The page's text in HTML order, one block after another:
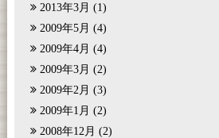
2013年3月 (1)
2009年5月 (4)
2009年4月 (4)
2009年3月 (2)
2009年2月 (3)
2009年1月 (2)
2008年12月 (2)